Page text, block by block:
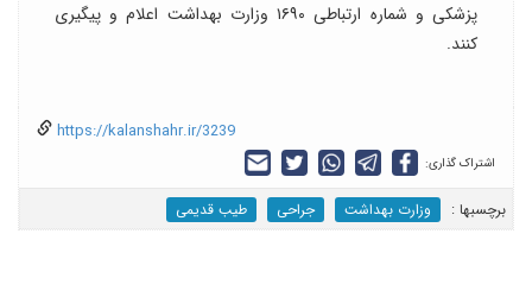
پزشکی و شماره ارتباطی ۱۶۹۰ وزارت بهداشت اعلام و پیگیری
کنند.
https://kalanshahr.ir/3239
اشتراک گذاری:
برچسب‎ها : وزارت بهداشت جراحی طیب قدیمی